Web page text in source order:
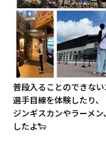
普段入ることのできな
選手目線を体験したり、
ジンギスカンやラーメ
したよ🐑